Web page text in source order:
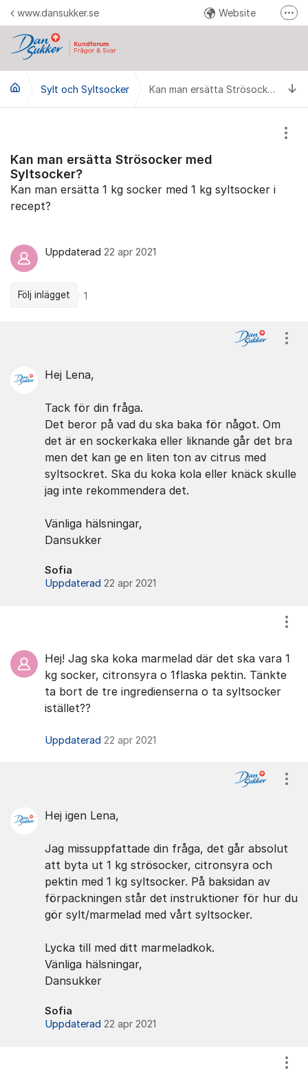
Hoppa till innehåll
www.dansukker.se Website
YouTube
Sylt och Syltsocker Kan man ersätta Strösocker med Syltsocker?
Kan man ersätta Strösocker med
Syltsocker?
Kan man ersätta 1 kg socker med 1 kg syltsocker i
recept?
Uppdaterad 22 apr 2021
Följ inlägget 1
Hej Lena,
Tack för din fråga.
Det beror på vad du ska baka för något. Om
det är en sockerkaka eller liknande går det bra
men det kan ge en liten ton av citrus med
syltsockret. Ska du koka kola eller knäck skulle
jag inte rekommendera det.
Vänliga hälsningar,
Dansukker
Sofia
Uppdaterad 22 apr 2021
Hej! Jag ska koka marmelad där det ska vara 1
kg socker, citronsyra o 1flaska pektin. Tänkte
ta bort de tre ingredienserna o ta syltsocker
istället??
Uppdaterad 22 apr 2021
Hej igen Lena,
Jag missuppfattade din fråga, det går absolut
att byta ut 1 kg strösocker, citronsyra och
pektin med 1 kg syltsocker. På baksidan av
förpackningen står det instruktioner för hur du
gör sylt/marmelad med vårt syltsocker.
Lycka till med ditt marmeladkok.
Vänliga hälsningar,
Dansukker
Sofia
Uppdaterad 22 apr 2021